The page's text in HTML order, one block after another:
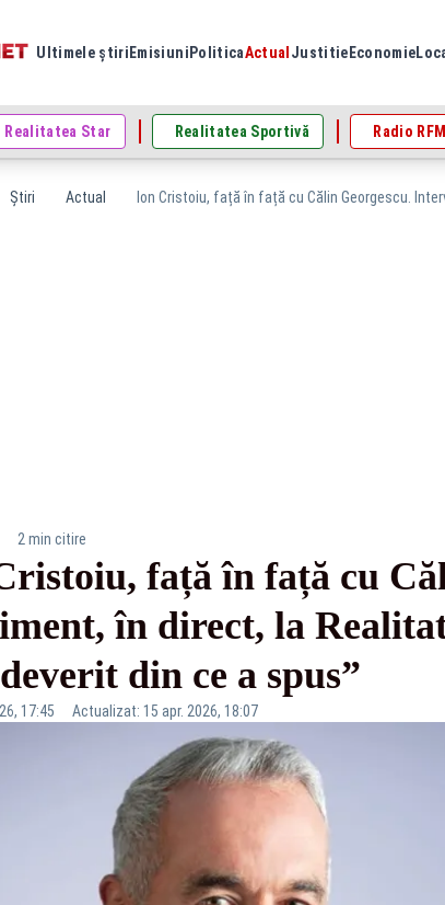
Ultimele știri Emisiuni PoliticaActual Justitie Economie
Realitatea Star Realitatea Sportivă Radio RFM
Știri Actual
2 min citire
față în față cu
în direct, la
din ce a spus”
17:45 Actualizat: 15 apr. 2026, 18:07